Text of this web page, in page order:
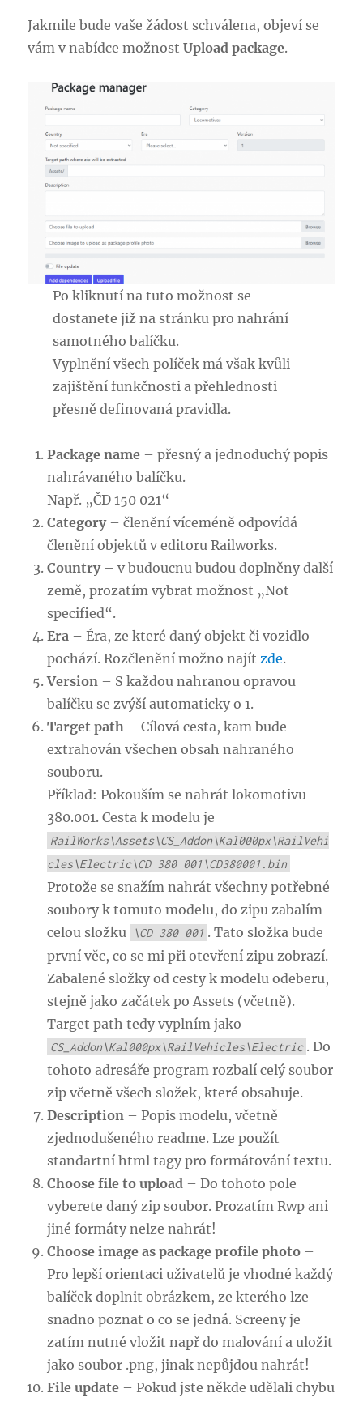
Jakmile bude vaše žádost schválena, objeví se
vám v nabídce možnostUpload package.
Po kliknutí na tuto možnost se
dostanete již na stránku pro nahrání
samotného balíčku.
Vyplnění všech políček má však kvůli
zajištění funkčnosti a přehlednosti
přesně definovaná pravidla.
Package name – přesný a jednoduchý popis
nahrávaného balíčku.
Např. „ČD 150 021“
Category– členění víceméně odpovídá
členění objektů v editoru Railworks.
Country – v budoucnu budou doplněny další
země, prozatím vybrat možnost „Not
specified“.
Era –Éra, ze které daný objekt či vozidlo
pochází. Rozčlenění možno najítzde.
Version – S každou nahranou opravou
balíčku se zvýší automaticky o 1.
Target path – Cílová cesta, kam bude
extrahován všechen obsah nahraného
souboru.
Příklad: Pokouším se nahrát lokomotivu
380.001. Cesta k modelu je
RailWorks\Assets\CS_Addon\Kal000px\RailVehi
cles\Electric\CD 380 001\CD380001.bin
Protože se snažím nahrát všechny potřebné
soubory k tomuto modelu, do zipu zabalím
celou složku
\CD 380 001 . Tato složka bude
první věc, co se mi při otevření zipu zobrazí.
Zabalené složky od cesty k modelu odeberu,
stejně jako začátek po Assets (včetně).
Target path tedy vyplním jako
CS_Addon\Kal000px\RailVehicles\Electric . Do
tohoto adresáře program rozbalí celý soubor
zip včetně všech složek, které obsahuje.
Description – Popis modelu, včetně
zjednodušeného readme. Lze použít
standartní html tagy pro formátování textu.
Choose file to upload – Do tohoto pole
vyberete daný zip soubor. Prozatím Rwp ani
jiné formáty nelze nahrát!
Choose image as package profile photo –
Pro lepší orientaci uživatelů je vhodné každý
balíček doplnit obrázkem, ze kterého lze
snadno poznat o co se jedná. Screeny je
zatím nutné vložit např do malování a uložit
jako soubor .png, jinak nepůjdou nahrát!
File update – Pokud jste někde udělali chybu